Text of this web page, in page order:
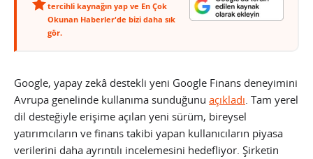
tercihli kaynağın yap ve En Çok
Okunan Haberler'de bizi daha sık
gör.
Google, yapay zekâ destekli yeni Google Finans deneyimini
Avrupa genelinde kullanıma sunduğunu açıkladı. Tam yerel
dil desteğiyle erişime açılan yeni sürüm, bireysel
yatırımcıların ve finans takibi yapan kullanıcıların piyasa
verilerini daha ayrıntılı incelemesini hedefliyor. Şirketin